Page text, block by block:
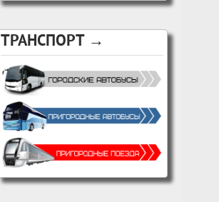
ТРАНСПОРТ →